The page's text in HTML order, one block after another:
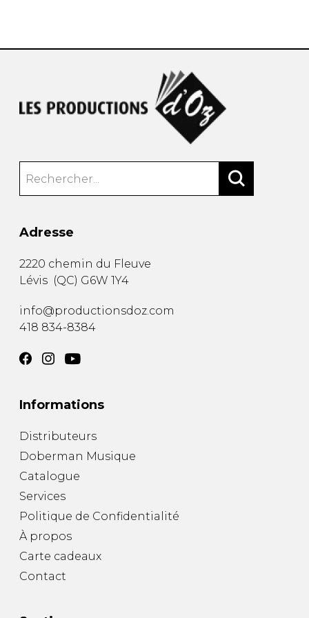
Adresse
2220 chemin du Fleuve
Lévis (QC) G6W 1Y4
info@productionsdoz.com
418 834-8384
Informations
Distributeurs
Doberman Musique
Catalogue
Services
Politique de Confidentialité
À propos
Carte cadeaux
Contact